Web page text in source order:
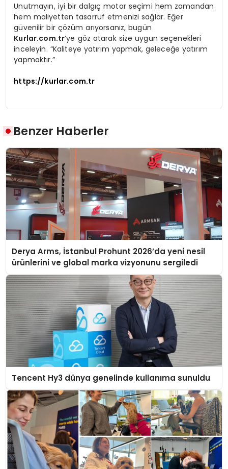
Unutmayın, iyi bir dalgıç motor seçimi hem zamandan
hem maliyetten tasarruf etmenizi sağlar. Eğer
güvenilir bir çözüm arıyorsanız, bugün
Kurlar.com.tr’ye göz atarak size uygun seçenekleri
inceleyin. “Kaliteye yatırım yapmak, geleceğe yatırım
yapmaktır.”
https://kurlar.com.tr
Benzer Haberler
Derya Arms, İstanbul Prohunt 2026’da yeni nesil
ürünlerini ve global marka vizyonunu sergiledi
Tencent Hy3 dünya genelinde kullanıma sunuldu